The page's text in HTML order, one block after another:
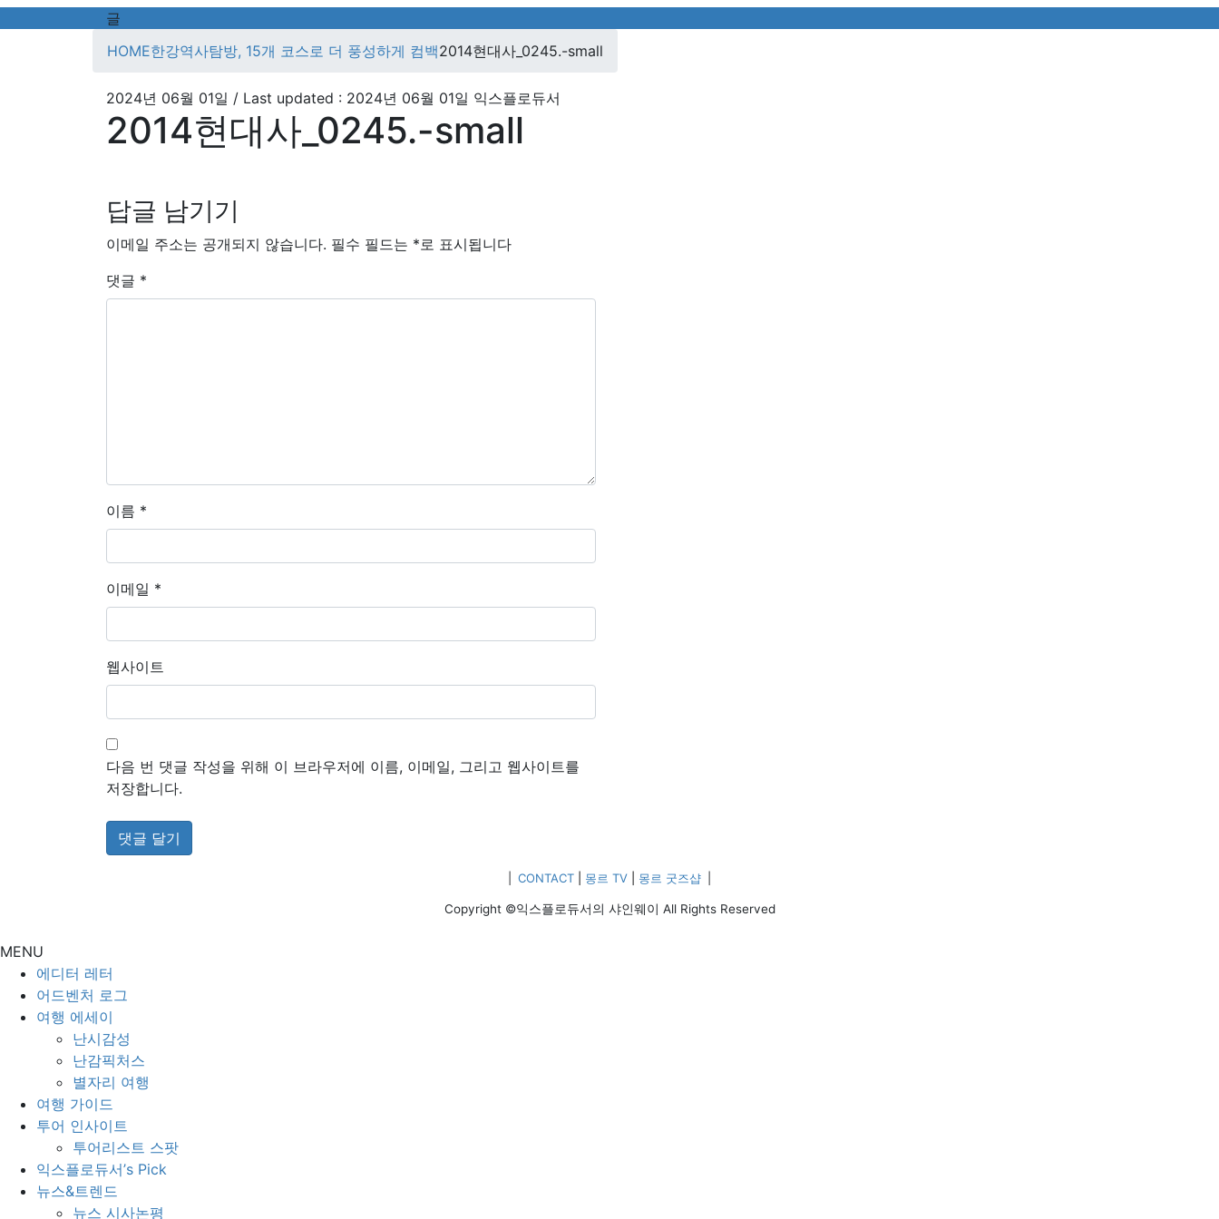
글
HOME한강역사탐방, 15개 코스로 더 풍성하게 컴백2014현대사_0245.-small
2024년 06월 01일 / Last updated : 2024년 06월 01일 익스플로듀서
2014현대사_0245.-small
답글 남기기
이메일 주소는 공개되지 않습니다. 필수 필드는 *로 표시됩니다
댓글 *
이름 *
이메일 *
웹사이트
다음 번 댓글 작성을 위해 이 브라우저에 이름, 이메일, 그리고 웹사이트를
저장합니다.
CONTACT 몽르 TV 몽르 굿즈샵
Copyright ©익스플로듀서의 샤인웨이 All Rights Reserved
MENU
에디터 레터
어드벤처 로그
여행 에세이
난시감성
난감픽처스
별자리 여행
여행 가이드
투어 인사이트
투어리스트 스팟
익스플로듀서’s Pick
뉴스&트렌드
뉴스 시사논평